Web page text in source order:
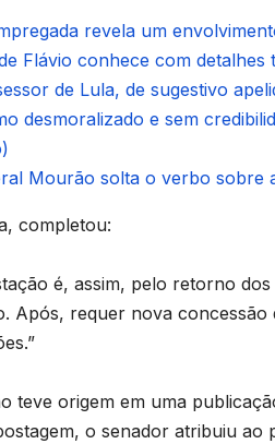
revela um
Flávio conhece com
de Lula, de sugestivo
desmoralizado e sem
Mourão solta o verbo sobre
completou:
é, assim, pelo retorno
Após, requer nova
teve origem em uma
o senador atribuiu